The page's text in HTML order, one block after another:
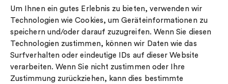
Um Ihnen ein gutes Erlebnis zu bieten, verwenden wir
Technologien wie Cookies, um Geräteinformationen zu
speichern und/oder darauf zuzugreifen. Wenn Sie diesen
Technologien zustimmen, können wir Daten wie das
Surfverhalten oder eindeutige IDs auf dieser Website
verarbeiten. Wenn Sie nicht zustimmen oder Ihre
Zustimmung zurückziehen, kann dies bestimmte
Impressum
Ringgröße
Widerrufsrecht
Cookie-policy
Sekretesspolicy
Nordic Spectra